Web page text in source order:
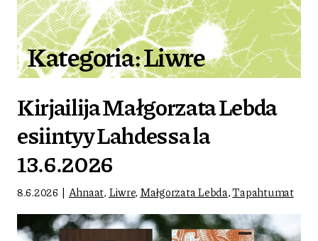
Kategoria:Liwre
Kirjailija Małgorzata Lebda
esiintyy Lahdessa la
13.6.2026
8.6.2026 Ahnaat, Liwre, Małgorzata Lebda,Tapahtumat